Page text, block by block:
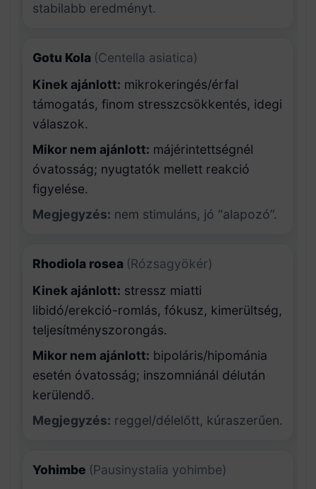
stabilabb eredményt.
Gotu Kola (Centella asiatica)
Kinek ajánlott: mikrokeringés/érfal
támogatás, finom stresszcsökkentés, idegi
válaszok.
Mikor nem ajánlott: májérintettségnél
óvatosság; nyugtatók mellett reakció
figyelése.
Megjegyzés: nem stimuláns, jó “alapozó”.
Rhodiola rosea (Rózsagyökér)
Kinek ajánlott: stressz miatti
libidó/erekció-romlás, fókusz, kimerültség,
teljesítményszorongás.
Mikor nem ajánlott: bipoláris/hipománia
esetén óvatosság; inszomniánál délután
kerülendő.
Megjegyzés: reggel/délelőtt, kúraszerűen.
Yohimbe (Pausinystalia yohimbe)